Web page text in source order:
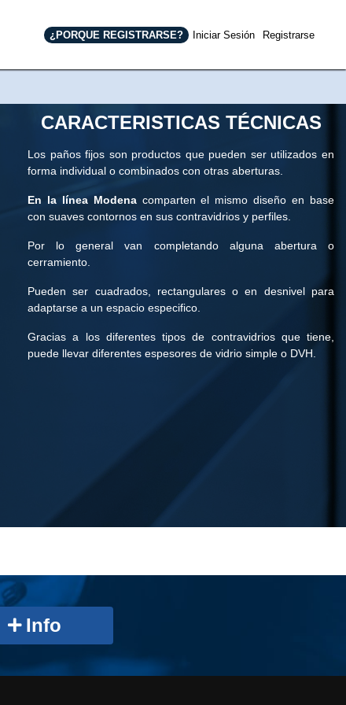
¿PORQUE REGISTRARSE? Iniciar Sesión Registrarse
CARACTERISTICAS TÉCNICAS
Los paños fijos son productos que pueden ser utilizados en
forma individual o combinados con otras aberturas.
En la línea Modenacomparten el mismo diseño en base
con suaves contornos en sus contravidrios y perfiles.
Por lo general van completando alguna abertura o
cerramiento.
Pueden ser cuadrados, rectangulares o en desnivel para
adaptarse a un espacio especifico.
Gracias a los diferentes tipos de contravidrios que tiene,
puede llevar diferentes espesores de vidrio simple o DVH.
Info